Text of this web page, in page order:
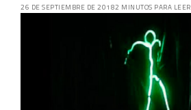
26 DE SEPTIEMBRE DE 20182 MINUTOS PARA LEER